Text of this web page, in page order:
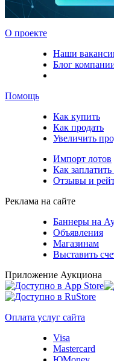
О проекте
Наши
Блог
Помощь
Как купить
Как продать
Увеличить
Импорт лотов
Как заплатить
Отзывы и
Реклама на сайте
Баннеры на
Объявления
Магазинам
Выставить
Приложение Аукциона
Оплата услуг сайта
Visa
Mastercard